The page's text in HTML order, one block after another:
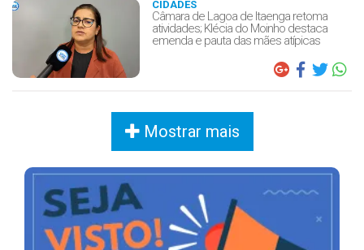
CIDADES
Câmara de Lagoa de Itaenga retoma
atividades; Klécia do Moinho destaca
emenda e pauta das mães atípicas
Mostrar mais